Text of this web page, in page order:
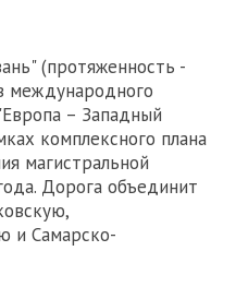
(протяженность -
международного
– Западный
комплексного плана
магистральной
Дорога объединит
и Самарско-